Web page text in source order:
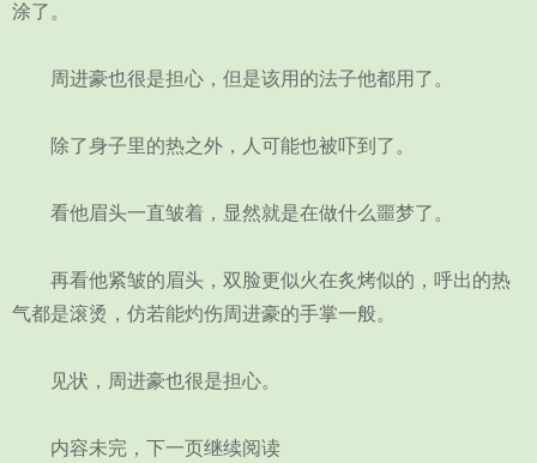
涂了。
周进豪也很是担心，但是该用的法子他都用了。
除了身子里的热之外，人可能也被吓到了。
看他眉头一直皱着，显然就是在做什么噩梦了。
再看他紧皱的眉头，双脸更似火在炙烤似的，呼出的热
气都是滚烫，仿若能灼伤周进豪的手掌一般。
见状，周进豪也很是担心。
内容未完，下一页继续阅读